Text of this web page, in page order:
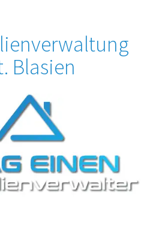
Blasien